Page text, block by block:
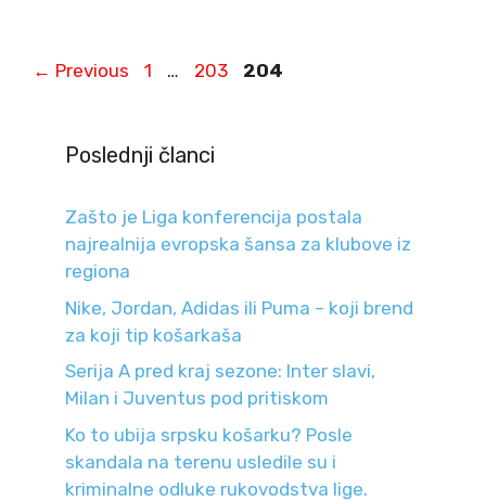
← Previous Page
1 … Page
203 Page
204
Poslednji članci
Zašto je Liga konferencija postala
najrealnija evropska šansa za klubove iz
regiona
Nike, Jordan, Adidas ili Puma – koji brend
za koji tip košarkaša
Serija A pred kraj sezone: Inter slavi,
Milan i Juventus pod pritiskom
Ko to ubija srpsku košarku? Posle
skandala na terenu usledile su i
kriminalne odluke rukovodstva lige.